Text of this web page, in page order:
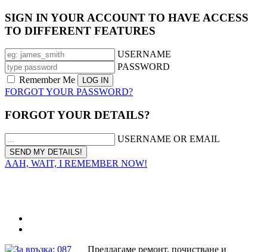
SIGN IN YOUR ACCOUNT TO HAVE ACCESS
TO DIFFERENT FEATURES
USERNAME
PASSWORD
Remember Me
FORGOT YOUR PASSWORD?
FORGOT YOUR DETAILS?
USERNAME OR EMAIL
AAH, WAIT, I REMEMBER NOW!
За връзка: 087
Предлагаме ремонт, почистване и